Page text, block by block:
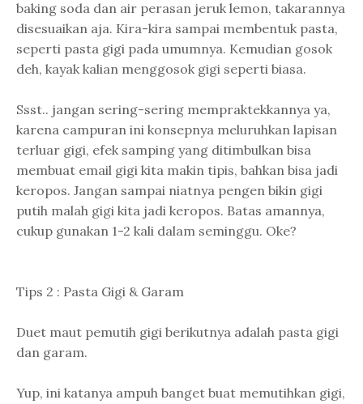
baking soda dan air perasan jeruk lemon, takarannya
disesuaikan aja. Kira-kira sampai membentuk pasta,
seperti pasta gigi pada umumnya. Kemudian gosok
deh, kayak kalian menggosok gigi seperti biasa.
Ssst.. jangan sering-sering mempraktekkannya ya,
karena campuran ini konsepnya meluruhkan lapisan
terluar gigi, efek samping yang ditimbulkan bisa
membuat email gigi kita makin tipis, bahkan bisa jadi
keropos. Jangan sampai niatnya pengen bikin gigi
putih malah gigi kita jadi keropos. Batas amannya,
cukup gunakan 1-2 kali dalam seminggu. Oke?
Tips 2 : Pasta Gigi & Garam
Duet maut pemutih gigi berikutnya adalah pasta gigi
dan garam.
Yup, ini katanya ampuh banget buat memutihkan gigi,